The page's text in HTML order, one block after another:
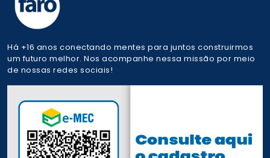
Há +16 anos conectando mentes para juntos construirmos
um futuro melhor. Nos acompanhe nessa missão por meio
de nossas redes sociais!